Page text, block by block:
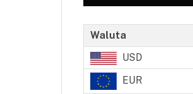
Waluta
USD
EUR